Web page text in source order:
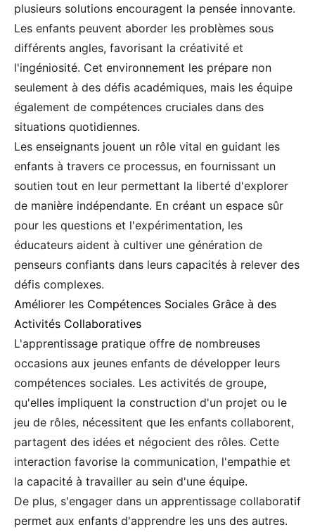
plusieurs solutions encouragent la pensée innovante.
Les enfants peuvent aborder les problèmes sous
différents angles, favorisant la créativité et
l'ingéniosité. Cet environnement les prépare non
seulement à des défis académiques, mais les équipe
également de compétences cruciales dans des
situations quotidiennes.
Les enseignants jouent un rôle vital en guidant les
enfants à travers ce processus, en fournissant un
soutien tout en leur permettant la liberté d'explorer
de manière indépendante. En créant un espace sûr
pour les questions et l'expérimentation, les
éducateurs aident à cultiver une génération de
penseurs confiants dans leurs capacités à relever des
défis complexes.
Améliorer les Compétences Sociales Grâce à des
Activités Collaboratives
L'apprentissage pratique offre de nombreuses
occasions aux jeunes enfants de développer leurs
compétences sociales. Les activités de groupe,
qu'elles impliquent la construction d'un projet ou le
jeu de rôles, nécessitent que les enfants collaborent,
partagent des idées et négocient des rôles. Cette
interaction favorise la communication, l'empathie et
la capacité à travailler au sein d'une équipe.
De plus, s'engager dans un apprentissage collaboratif
permet aux enfants d'apprendre les uns des autres.